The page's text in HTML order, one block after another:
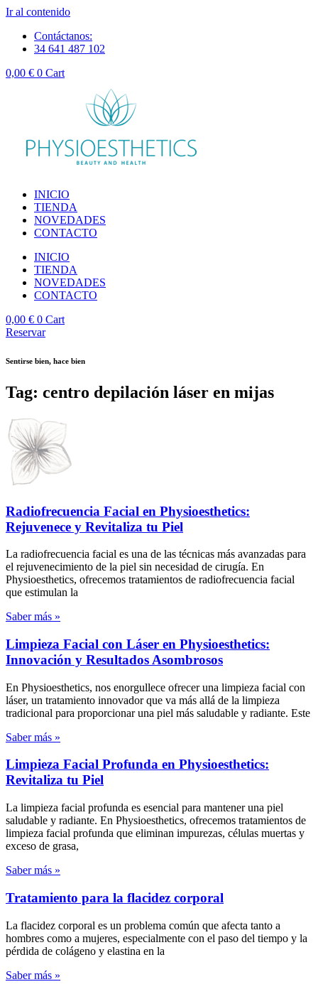
Ir al contenido
Contáctanos:
34 641 487 102
0,00 € 0 Cart
INICIO
TIENDA
NOVEDADES
CONTACTO
INICIO
TIENDA
NOVEDADES
CONTACTO
0,00 € 0 Cart
Reservar
Sentirse bien, hace bien
Tag: centro depilación láser en mijas
Radiofrecuencia Facial en Physioesthetics:
Rejuvenece y Revitaliza tu Piel
La radiofrecuencia facial es una de las técnicas más avanzadas para
el rejuvenecimiento de la piel sin necesidad de cirugía. En
Physioesthetics, ofrecemos tratamientos de radiofrecuencia facial
que estimulan la
Saber más »
Limpieza Facial con Láser en Physioesthetics:
Innovación y Resultados Asombrosos
En Physioesthetics, nos enorgullece ofrecer una limpieza facial con
láser, un tratamiento innovador que va más allá de la limpieza
tradicional para proporcionar una piel más saludable y radiante. Este
Saber más »
Limpieza Facial Profunda en Physioesthetics:
Revitaliza tu Piel
La limpieza facial profunda es esencial para mantener una piel
saludable y radiante. En Physioesthetics, ofrecemos tratamientos de
limpieza facial profunda que eliminan impurezas, células muertas y
exceso de grasa,
Saber más »
Tratamiento para la flacidez corporal
La flacidez corporal es un problema común que afecta tanto a
hombres como a mujeres, especialmente con el paso del tiempo y la
pérdida de colágeno y elastina en la
Saber más »